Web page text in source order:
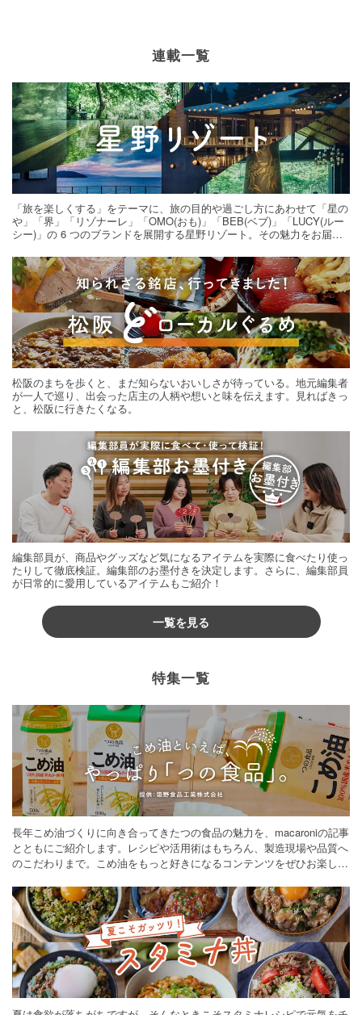
連載一覧
「旅を楽しくする」をテーマに、旅の目的や過ごし方にあわせて「星の
や」「界」「リゾナーレ」「OMO(おも)」「BEB(ベブ)」「LUCY(ルー
シー)」の 6 つのブランドを展開する星野リゾート。その魅力をお届け
松阪のまちを歩くと、まだ知らないおいしさが待っている。地元編集者
が一人で巡り、出会った店主の人柄や想いと味を伝えます。見ればきっ
と、松阪に行きたくなる。
編集部員が、商品やグッズなど気になるアイテムを実際に食べたり使っ
たりして徹底検証。編集部のお墨付きを決定します。さらに、編集部員
が日常的に愛用しているアイテムもご紹介！
一覧を見る
特集一覧
長年こめ油づくりに向き合ってきたつの食品の魅力を、macaroniの記事
とともにご紹介します。レシピや活用術はもちろん、製造現場や品質へ
のこだわりまで。こめ油をもっと好きになるコンテンツをぜひお楽しみ